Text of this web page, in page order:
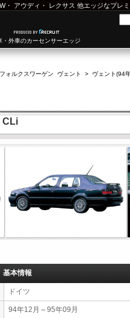
・ アウディ ・ レクサス 他エッジなプレ
外車のカーセンサーエッジ
フォルクスワーゲン ヴェント > ヴェント(94
CLi
基本情報
ドイツ
94年12月～95年09月